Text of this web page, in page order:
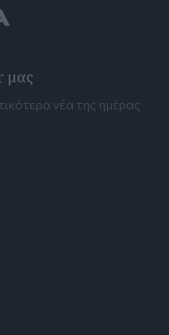
μας
νέα της ημέρας